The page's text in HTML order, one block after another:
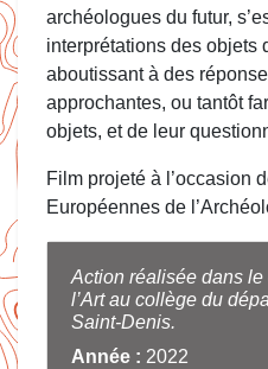
archéologues du futur,
interprétations des objets
aboutissant à des
approchantes, ou tantôt
objets, et de leur
Film projeté à l’occasion
Européennes de
Action réalisée dans
l’Art au collège du
Saint-Denis.
Année : 2022